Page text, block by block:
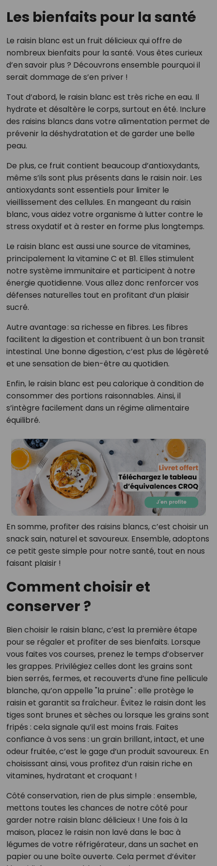
Les bienfaits pour la santé
Le raisin blanc est un fruit délicieux qui offre de
nombreux bienfaits pour la santé. Vous êtes curieux
d’en savoir plus ? Découvrons ensemble pourquoi il
serait dommage de s’en priver !
Tout d’abord, le raisin blanc est très riche en eau. Il
hydrate et désaltère le corps, surtout en été. Inclure
des raisins blancs dans votre alimentation permet de
prévenir la déshydratation et de garder une belle
peau.
De plus, ce fruit contient beaucoup d’antioxydants,
même s’ils sont plus présents dans le raisin noir. Les
antioxydants sont essentiels pour limiter le
vieillissement des cellules. En mangeant du raisin
blanc, vous aidez votre organisme à lutter contre le
stress oxydatif et à rester en forme plus longtemps.
Le raisin blanc est aussi une source de vitamines,
principalement la vitamine C et B1. Elles stimulent
notre système immunitaire et participent à notre
énergie quotidienne. Vous allez donc renforcer vos
défenses naturelles tout en profitant d’un plaisir
sucré.
Autre avantage : sa richesse en fibres. Les fibres
facilitent la digestion et contribuent à un bon transit
intestinal. Une bonne digestion, c’est plus de légèreté
et une sensation de bien-être au quotidien.
Enfin, le raisin blanc est peu calorique à condition de
consommer des portions raisonnables. Ainsi, il
s’intègre facilement dans un régime alimentaire
équilibré.
En somme, profiter des raisins blancs, c’est choisir un
snack sain, naturel et savoureux. Ensemble, adoptons
ce petit geste simple pour notre santé, tout en nous
faisant plaisir !
Comment choisir et
conserver ?
Bien choisir le raisin blanc, c’est la première étape
pour se régaler et profiter de ses bienfaits. Lorsque
vous faites vos courses, prenez le temps d’observer
les grappes. Privilégiez celles dont les grains sont
bien serrés, fermes, et recouverts d’une fine pellicule
blanche, qu’on appelle "la pruine" : elle protège le
raisin et garantit sa fraîcheur. Évitez le raisin dont les
tiges sont brunes et sèches ou lorsque les grains sont
fripés : cela signale qu’il est moins frais. Faites
confiance à vos sens : un grain brillant, intact, et une
odeur fruitée, c’est le gage d’un produit savoureux. En
choisissant ainsi, vous profitez d’un raisin riche en
vitamines, hydratant et croquant !
Côté conservation, rien de plus simple : ensemble,
mettons toutes les chances de notre côté pour
garder notre raisin blanc délicieux ! Une fois à la
maison, placez le raisin non lavé dans le bac à
légumes de votre réfrigérateur, dans un sachet en
papier ou une boîte ouverte. Cela permet d’éviter